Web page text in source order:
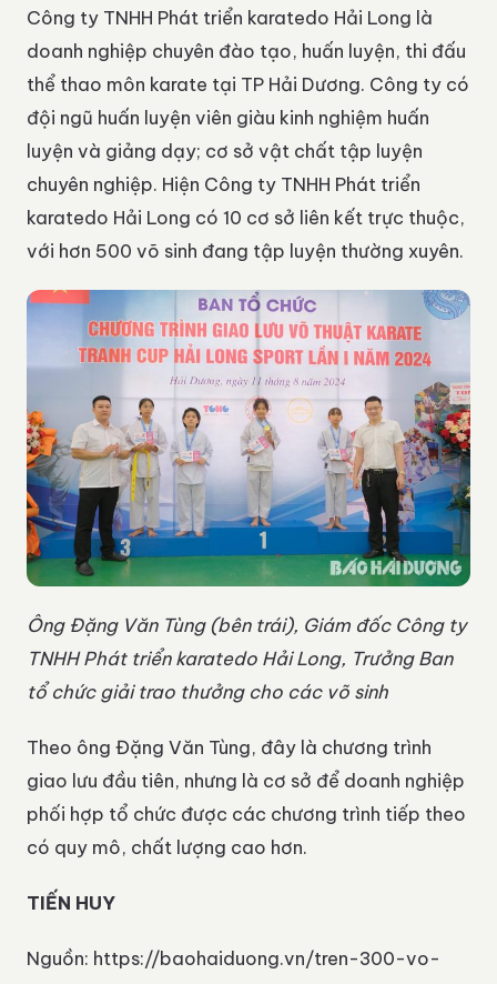
Công ty TNHH Phát triển karatedo Hải Long là
doanh nghiệp chuyên đào tạo, huấn luyện, thi đấu
thể thao môn karate tại TP Hải Dương. Công ty có
đội ngũ huấn luyện viên giàu kinh nghiệm huấn
luyện và giảng dạy; cơ sở vật chất tập luyện
chuyên nghiệp. Hiện Công ty TNHH Phát triển
karatedo Hải Long có 10 cơ sở liên kết trực thuộc,
với hơn 500 võ sinh đang tập luyện thường xuyên.
Ông Đặng Văn Tùng (bên trái), Giám đốc Công ty
TNHH Phát triển karatedo Hải Long, Trưởng Ban
tổ chức giải trao thưởng cho các võ sinh
Theo ông Đặng Văn Tùng, đây là chương trình
giao lưu đầu tiên, nhưng là cơ sở để doanh nghiệp
phối hợp tổ chức được các chương trình tiếp theo
có quy mô, chất lượng cao hơn.
TIẾN HUY
Nguồn: https://baohaiduong.vn/tren-300-vo-